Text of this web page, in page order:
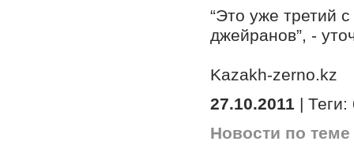
“Это уже третий
джейранов”, -
Kazakh-zerno.kz
27.10.2011 | Теги:
Новости по теме